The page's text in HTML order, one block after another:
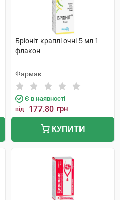
Бріоніт краплі очні 5 мл 1
флакон
Фармак
Є в наявності
від 177.80 грн
КУПИТИ